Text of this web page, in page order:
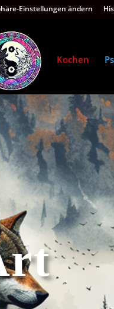
Einstellungen ändern
Kochen